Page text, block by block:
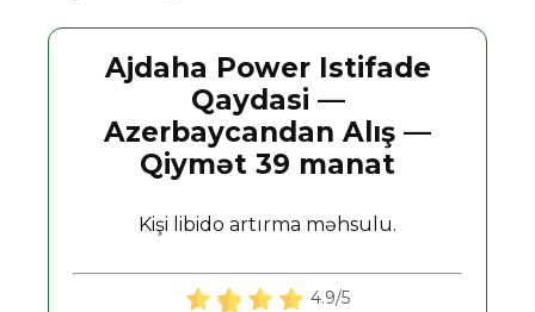
Ajdaha Power Istifade
Qaydasi —
Azerbaycandan Alış —
Qiymət 39 manat
Kişi libido artırma məhsulu.
4.9/5